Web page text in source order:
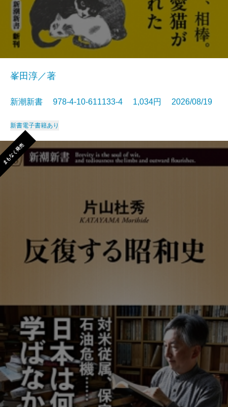
峯田淳／著
新潮新書 978-4-10-611133-4 1,034円 2026/08/19
新書電子書籍あり
まもなく発売